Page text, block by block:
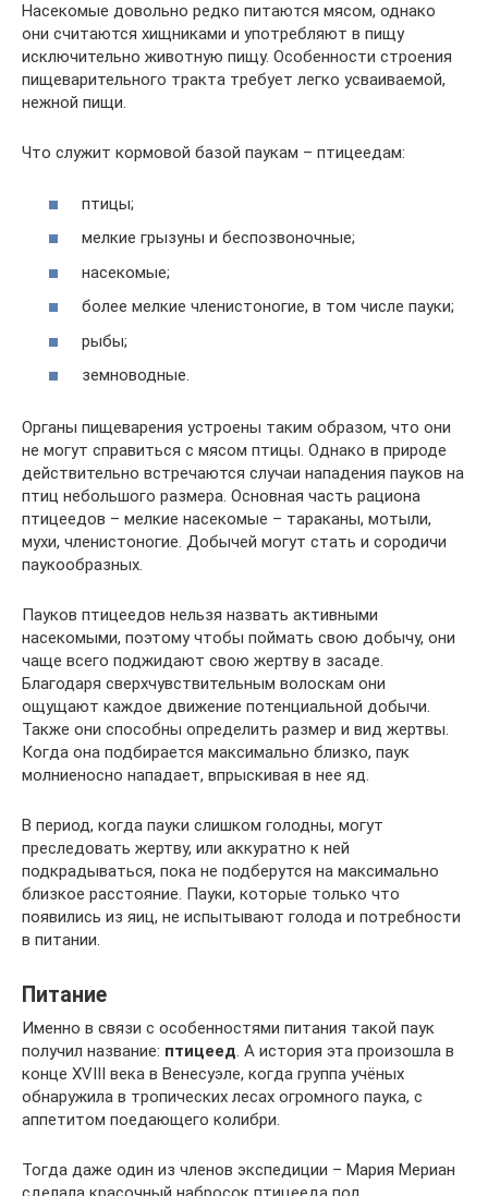
Насекомые довольно редко питаются мясом, однако
они считаются хищниками и употребляют в пищу
исключительно животную пищу. Особенности строения
пищеварительного тракта требует легко усваиваемой,
нежной пищи.
Что служит кормовой базой паукам – птицеедам:
птицы;
мелкие грызуны и беспозвоночные;
насекомые;
более мелкие членистоногие, в том числе пауки;
рыбы;
земноводные.
Органы пищеварения устроены таким образом, что они
не могут справиться с мясом птицы. Однако в природе
действительно встречаются случаи нападения пауков на
птиц небольшого размера. Основная часть рациона
птицеедов – мелкие насекомые – тараканы, мотыли,
мухи, членистоногие. Добычей могут стать и сородичи
паукообразных.
Пауков птицеедов нельзя назвать активными
насекомыми, поэтому чтобы поймать свою добычу, они
чаще всего поджидают свою жертву в засаде.
Благодаря сверхчувствительным волоскам они
ощущают каждое движение потенциальной добычи.
Также они способны определить размер и вид жертвы.
Когда она подбирается максимально близко, паук
молниеносно нападает, впрыскивая в нее яд.
В период, когда пауки слишком голодны, могут
преследовать жертву, или аккуратно к ней
подкрадываться, пока не подберутся на максимально
близкое расстояние. Пауки, которые только что
появились из яиц, не испытывают голода и потребности
в питании.
Питание
Именно в связи с особенностями питания такой паук
получил название: птицеед. А история эта произошла в
конце XVIII века в Венесуэле, когда группа учёных
обнаружила в тропических лесах огромного паука, с
аппетитом поедающего колибри.
Тогда даже один из членов экспедиции – Мария Мериан